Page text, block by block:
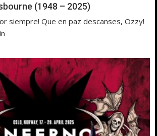
(1948 – 2025)
siempre! Que en paz descanses, Ozzy!